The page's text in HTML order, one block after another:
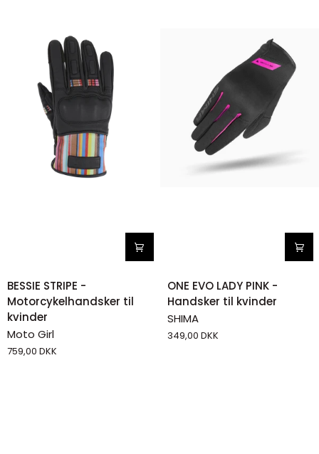
BESSIE
STRIPE
-
til
kvinder
BESSIE STRIPE -
Motorcykelhandsker til
kvinder
Moto Girl
759,00 DKK
ONE
EVO
PINK
-
ONE EVO LADY PINK -
Handsker til kvinder
SHIMA
349,00 DKK